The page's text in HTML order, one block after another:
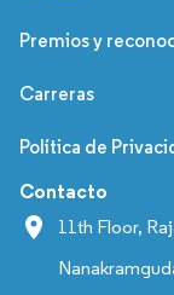
Premios y
Carreras
Política de
Contacto
11th Floor,